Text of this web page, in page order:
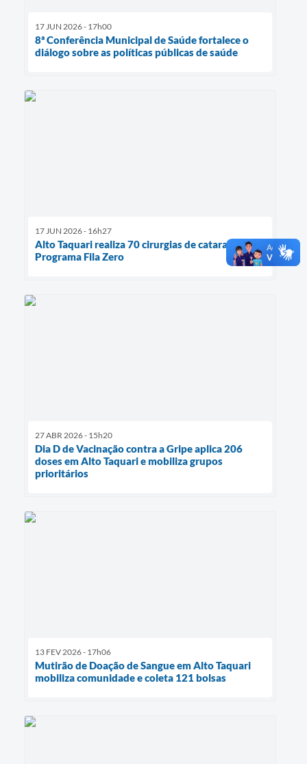
17 JUN 2026 - 17h00
8ª Conferência Municipal de Saúde fortalece o
diálogo sobre as políticas públicas de saúde
17 JUN 2026 - 16h27
Alto Taquari realiza 70 cirurgias de catarata pelo
Programa Fila Zero
27 ABR 2026 - 15h20
Dia D de Vacinação contra a Gripe aplica 206
doses em Alto Taquari e mobiliza grupos
prioritários
13 FEV 2026 - 17h06
Mutirão de Doação de Sangue em Alto Taquari
mobiliza comunidade e coleta 121 bolsas